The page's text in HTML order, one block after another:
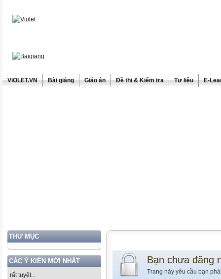
ViOLET.VN Bài giảng Giáo án Đề thi & Kiểm tra Tư liệu E-
THƯ MỤC
CÁC Ý KIẾN MỚI NHẤT
rất tuyệt...
Bạn chưa đăng
Trang này yêu cầu bạn